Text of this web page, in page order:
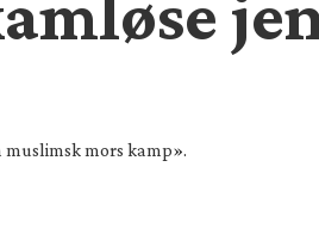
mors kamp».